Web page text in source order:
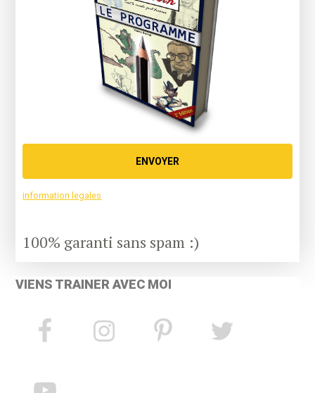
ENVOYER
information legales
100% garanti sans spam :)
VIENS TRAINER AVEC MOI